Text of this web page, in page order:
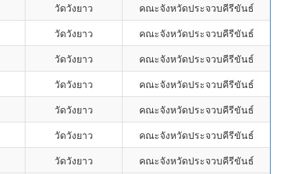
วัดวังยาว
คณะจังหวัดประจวบคีรีขันธ์
วัดวังยาว
คณะจังหวัดประจวบคีรีขันธ์
วัดวังยาว
คณะจังหวัดประจวบคีรีขันธ์
วัดวังยาว
คณะจังหวัดประจวบคีรีขันธ์
วัดวังยาว
คณะจังหวัดประจวบคีรีขันธ์
วัดวังยาว
คณะจังหวัดประจวบคีรีขันธ์
วัดวังยาว
คณะจังหวัดประจวบคีรีขันธ์